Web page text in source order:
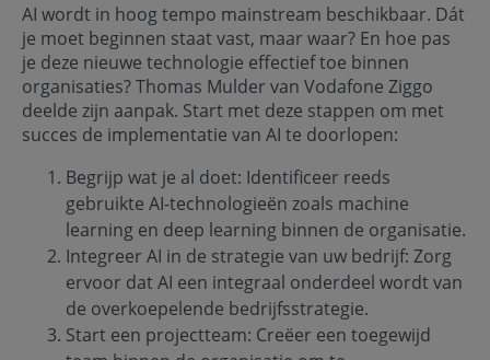
AI wordt in hoog tempo mainstream beschikbaar. Dát
je moet beginnen staat vast, maar waar? En hoe pas
je deze nieuwe technologie effectief toe binnen
organisaties? Thomas Mulder van Vodafone Ziggo
deelde zijn aanpak. Start met deze stappen om met
succes de implementatie van AI te doorlopen:
Begrijp wat je al doet: Identificeer reeds
gebruikte AI-technologieën zoals machine
learning en deep learning binnen de organisatie.
Integreer AI in de strategie van uw bedrijf: Zorg
ervoor dat AI een integraal onderdeel wordt van
de overkoepelende bedrijfsstrategie.
Start een projectteam: Creëer een toegewijd